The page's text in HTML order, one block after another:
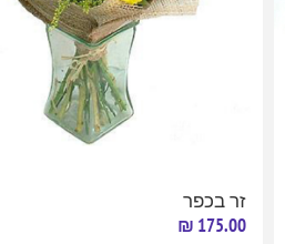
זר בכפר
175.00 ₪